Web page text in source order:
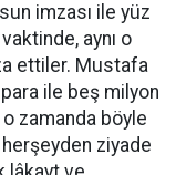
imzası ile yüz
aynı o
ettiler. Mustafa
ile beş milyon
zamanda böyle
ziyade